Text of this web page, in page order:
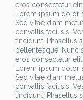
eros consectetur
Lorem ipsum dolor
Sed vitae diam
convallis facilisis.
tincidunt. Phasellus
pellentesque. Nunc
eros consectetur
Lorem ipsum dolor
Sed vitae diam
convallis facilisis.
tincidunt. Phasellus